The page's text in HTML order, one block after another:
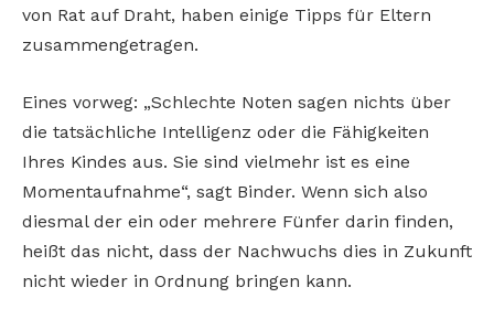
von Rat auf Draht, haben einige Tipps für Eltern
zusammengetragen.
Eines vorweg: „Schlechte Noten sagen nichts über
die tatsächliche Intelligenz oder die Fähigkeiten
Ihres Kindes aus. Sie sind vielmehr ist es eine
Momentaufnahme“, sagt Binder. Wenn sich also
diesmal der ein oder mehrere Fünfer darin finden,
heißt das nicht, dass der Nachwuchs dies in Zukunft
nicht wieder in Ordnung bringen kann.